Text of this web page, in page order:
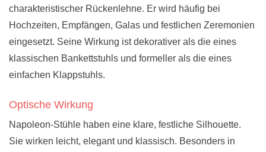
charakteristischer Rückenlehne. Er wird häufig bei
Hochzeiten, Empfängen, Galas und festlichen Zeremonien
eingesetzt. Seine Wirkung ist dekorativer als die eines
klassischen Bankettstuhls und formeller als die eines
einfachen Klappstuhls.
Optische Wirkung
Napoleon-Stühle haben eine klare, festliche Silhouette.
Sie wirken leicht, elegant und klassisch. Besonders in